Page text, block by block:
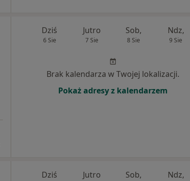
Dziś
6 Sie
Jutro
7 Sie
Sob,
8 Sie
Ndz,
9 Sie
Brak kalendarza w Twojej lokalizacji.
Pokaż adresy z kalendarzem
Dziś Jutro Sob, Ndz,